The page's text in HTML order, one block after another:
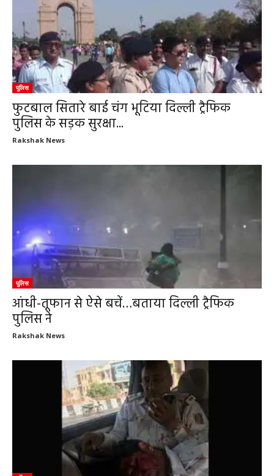
पुलिस
फुटबाल सितारे बाई चंग भूटिया दिल्ली ट्रैफिक
पुलिस के सड़क सुरक्षा...
Rakshak News
पुलिस
आंधी-तूफान से ऐसे बचें…बताया दिल्ली ट्रैफिक
पुलिस ने
Rakshak News